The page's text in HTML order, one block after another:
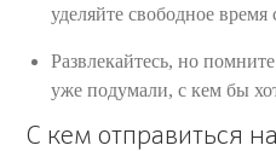
уделяйте свободное время
Развлекайтесь, но
уже подумали, с кем бы
С кем отправиться